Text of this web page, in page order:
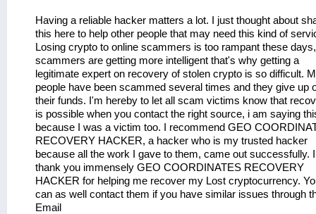
Having a reliable hacker matters a lot. I just thought about
this here to help other people that may need this kind of
Losing crypto to online scammers is too rampant these days,
scammers are getting more intelligent that's why getting a
legitimate expert on recovery of stolen crypto is so difficult.
people have been scammed several times and they give up
their funds. I'm hereby to let all scam victims know that
is possible when you contact the right source, i am saying
because I was a victim too. I recommend GEO
RECOVERY HACKER, a hacker who is my trusted hacker
because all the work I gave to them, came out successfully. I
thank you immensely GEO COORDINATES RECOVERY
HACKER for helping me recover my Lost cryptocurrency.
can as well contact them if you have similar issues through
Email